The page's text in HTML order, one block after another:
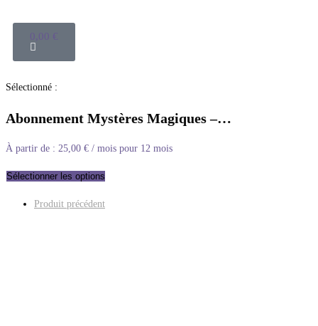
0,00 €
Sélectionné :
Abonnement Mystères Magiques –…
À partir de : 25,00 € / mois pour 12 mois
Sélectionner les options
Produit précédent